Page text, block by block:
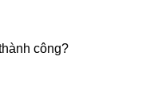
công?